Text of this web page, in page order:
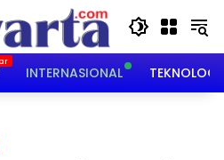
INTERNASIONAL TEKNOLOGI